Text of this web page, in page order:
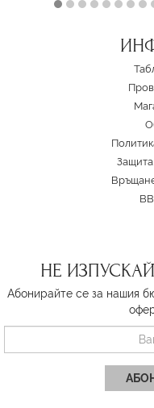
НЕ
Абонирайте се за нашия